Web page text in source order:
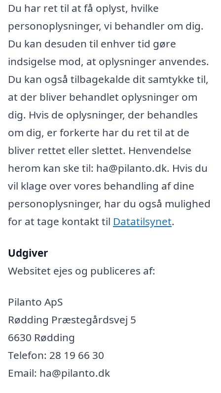
Du har ret til at få oplyst, hvilke
personoplysninger, vi behandler om dig.
Du kan desuden til enhver tid gøre
indsigelse mod, at oplysninger anvendes.
Du kan også tilbagekalde dit samtykke til,
at der bliver behandlet oplysninger om
dig. Hvis de oplysninger, der behandles
om dig, er forkerte har du ret til at de
bliver rettet eller slettet. Henvendelse
herom kan ske til: ha@pilanto.dk. Hvis du
vil klage over vores behandling af dine
personoplysninger, har du også mulighed
for at tage kontakt til Datatilsynet.
Udgiver
Websitet ejes og publiceres af:
Pilanto ApS
Rødding Præstegårdsvej 5
6630 Rødding
Telefon: 28 19 66 30
Email: ha@pilanto.dk